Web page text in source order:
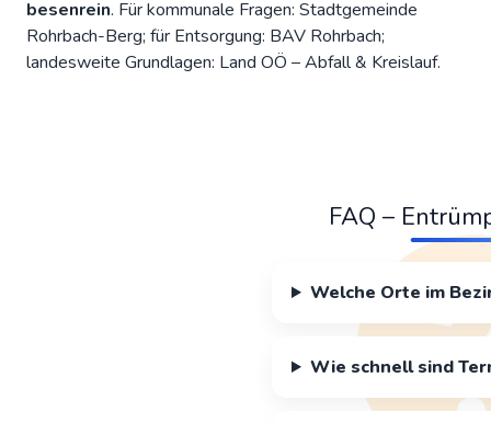
besenrein. Für kommunale Fragen: Stadtgemeinde
Rohrbach-Berg; für Entsorgung: BAV Rohrbach;
landesweite Grundlagen: Land OÖ – Abfall & Kreislauf.
FAQ –
Welche Orte im
Wie schnell sind